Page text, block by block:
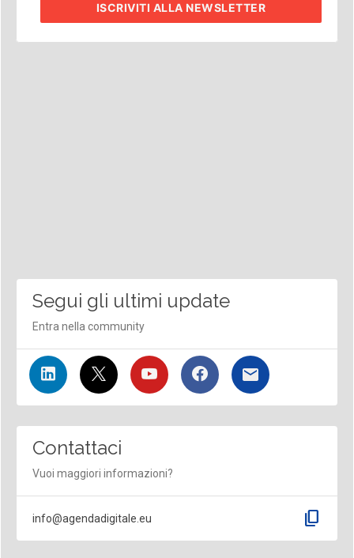
ISCRIVITI ALLA NEWSLETTER
Segui gli ultimi update
Entra nella community
Contattaci
Vuoi maggiori informazioni?
info@agendadigitale.eu content_copy